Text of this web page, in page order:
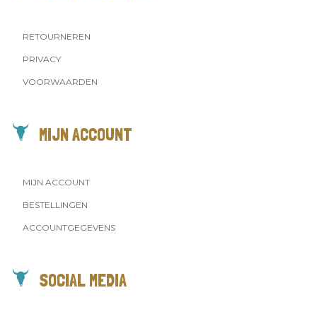
RETOURNEREN
PRIVACY
VOORWAARDEN
MIJN ACCOUNT
MIJN ACCOUNT
BESTELLINGEN
ACCOUNTGEGEVENS
SOCIAL MEDIA